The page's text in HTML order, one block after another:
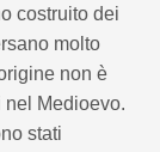
costruito dei
molto
non è
nel Medioevo.
stati